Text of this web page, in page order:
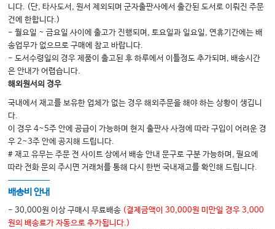
2 소아응급의료: 질과 준비성 향상
3 해저 및 고압 의학
4 응급 치료에서의 행동 건강
5 병원 의학
6 재난 계획 및 대응
7 군사 응급의학
8 독립형 응급실
9 스포츠 의학
10 노인 응급실
11 응급 의료 서비스에서의 진료 다각화
13 생애 말기 문제
니다. (단, 타사도서, 원서 제외되며 군자출판사에서 출간된 도서로 이뤄진 주문
건에 한합니다.)
- 월요일 ~ 금요일 사이에 출고가 진행되며, 토요일과 일요일, 연휴기간에는 배
송업무가 없으므로 구매에 참고 바랍니다.
- 도서수령일의 경우 제품이 출고된 후 하루에서 이틀정도 추가되며, 배송시간
은 안내가 어렵습니다.
해외원서의 경우
국내에서 재고를 보유한 업체가 없는 경우 해외주문을 해야 하는 상황이 생깁니
다.
이 경우 4~5주 안에 공급이 가능하며 현지 출판사 사정에 따라 구입이 어려운 경
우 2~3주 안에 공지해 드립니다.
# 재고 유무는 주문 전 사이트 상에서 배송 안내 문구로 구분 가능하며, 필요에
따라 전화 문의 주시면 거래처를 통해 다시 한번 국내재고를 확인해 드립니다.
배송비 안내
- 30,000원 이상 구매시 무료배송 (결제금액이 30,000원 미만일 경우 3,000
원의 배송료가 자동으로 추가됩니다.)